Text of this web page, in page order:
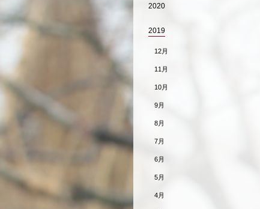
2020
2019
12月
11月
10月
9月
8月
7月
6月
5月
4月